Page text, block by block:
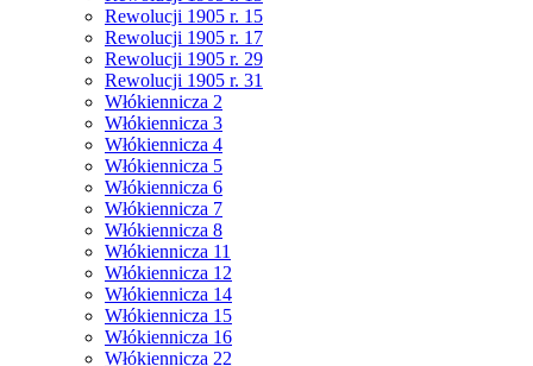
Rewolucji 1905 r. 15
Rewolucji 1905 r. 17
Rewolucji 1905 r. 29
Rewolucji 1905 r. 31
Włókiennicza 2
Włókiennicza 3
Włókiennicza 4
Włókiennicza 5
Włókiennicza 6
Włókiennicza 7
Włókiennicza 8
Włókiennicza 11
Włókiennicza 12
Włókiennicza 14
Włókiennicza 15
Włókiennicza 16
Włókiennicza 22